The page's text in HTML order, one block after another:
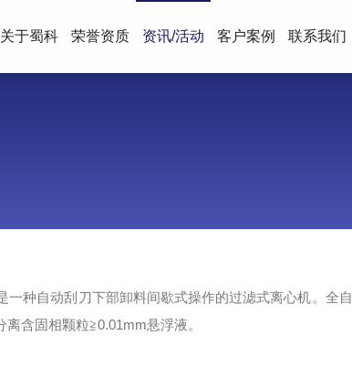
关于蜀科 荣誉资质 资讯/活动 客户案例 联系我们
种自动刮刀下部卸料间歇式操作的过滤式离心机。全自
含固相颗粒≧0.01mm悬浮液。